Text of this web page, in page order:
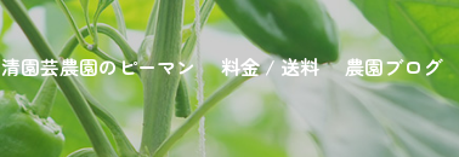
清園芸農園のピーマン 料金 / 送料 農園ブログ